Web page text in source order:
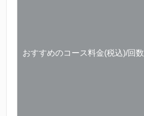
おすすめのコース料金(税込)/回数